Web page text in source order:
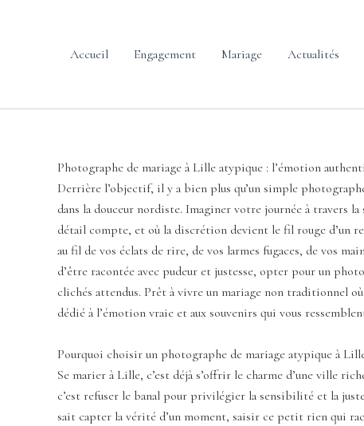
Accueil Engagement Mariage Actualités
Photographe de mariage à Lille atypique : l’émotion
Derrière l’objectif, il y a bien plus qu’un simple
dans la douceur nordiste. Imaginer votre journée à travers
détail compte, et où la discrétion devient le fil rouge d’un
au fil de vos éclats de rire, de vos larmes fugaces, de vos
d’être racontée avec pudeur et justesse, opter pour un
clichés attendus. Prêt à vivre un mariage non traditionnel
dédié à l’émotion vraie et aux souvenirs qui vous
Pourquoi choisir un photographe de mariage atypique à
Se marier à Lille, c’est déjà s’offrir le charme d’une ville
c’est refuser le banal pour privilégier la sensibilité et la
sait capter la vérité d’un moment, saisir ce petit rien qui